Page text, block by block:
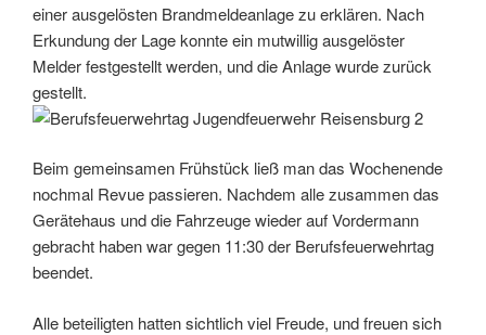
einer ausgelösten Brandmeldeanlage zu erklären. Nach
Erkundung der Lage konnte ein mutwillig ausgelöster
Melder festgestellt werden, und die Anlage wurde zurück
gestellt.
Beim gemeinsamen Frühstück ließ man das Wochenende
nochmal Revue passieren. Nachdem alle zusammen das
Gerätehaus und die Fahrzeuge wieder auf Vordermann
gebracht haben war gegen 11:30 der Berufsfeuerwehrtag
beendet.
Alle beteiligten hatten sichtlich viel Freude, und freuen sich